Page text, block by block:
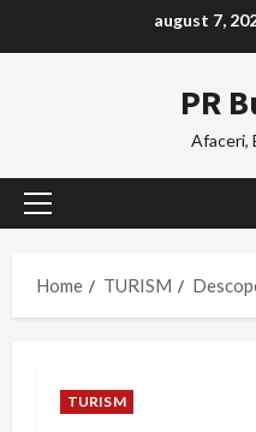
august 7,
PR
Afaceri,
Primary
Home
TURISM
TURISM